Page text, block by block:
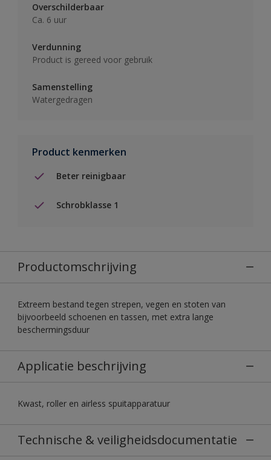
Overschilderbaar
Ca. 6 uur
Verdunning
Product is gereed voor gebruik
Samenstelling
Watergedragen
Product kenmerken
Beter reinigbaar
Schrobklasse 1
Productomschrijving
Extreem bestand tegen strepen, vegen en stoten van
bijvoorbeeld schoenen en tassen, met extra lange
beschermingsduur
Applicatie beschrijving
Kwast, roller en airless spuitapparatuur
Technische & veiligheidsdocumentatie